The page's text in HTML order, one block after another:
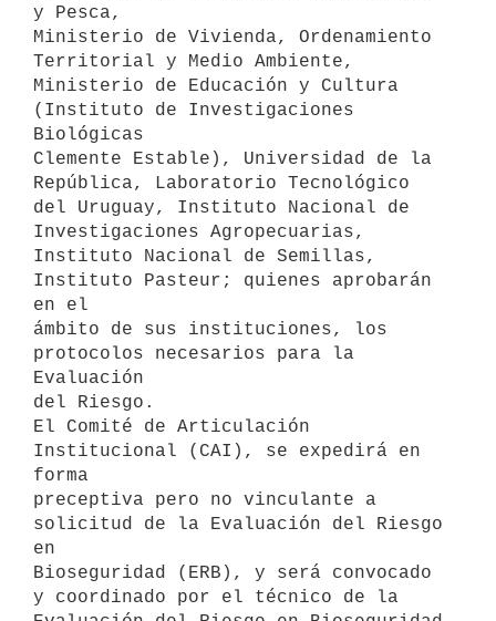
y Pesca,
Ministerio de Vivienda, Ordenamiento
Territorial y Medio Ambiente,
Ministerio de Educación y Cultura
(Instituto de Investigaciones
Biológicas
Clemente Estable), Universidad de la
República, Laboratorio Tecnológico
del Uruguay, Instituto Nacional de
Investigaciones Agropecuarias,
Instituto Nacional de Semillas,
Instituto Pasteur; quienes aprobarán
en el
ámbito de sus instituciones, los
protocolos necesarios para la
Evaluación
del Riesgo.
El Comité de Articulación
Institucional (CAI), se expedirá en
forma
preceptiva pero no vinculante a
solicitud de la Evaluación del Riesgo
en
Bioseguridad (ERB), y será convocado
y coordinado por el técnico de la